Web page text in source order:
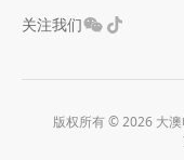
关注我们
版权所有 © 2026 大